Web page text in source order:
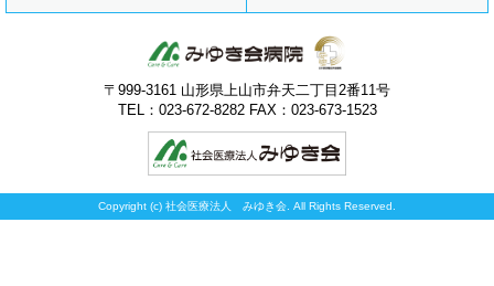
〒999-3161 山形県上山市弁天二丁目2番11号
TEL：023-672-8282 FAX：023-673-1523
Copyright (c) 社会医療法人 みゆき会. All Rights Reserved.